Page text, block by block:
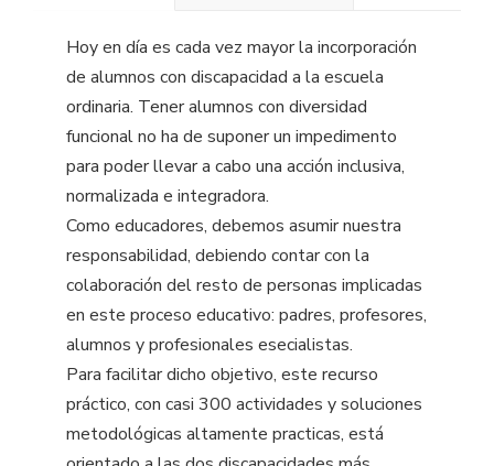
Hoy en día es cada vez mayor la incorporación
de alumnos con discapacidad a la escuela
ordinaria. Tener alumnos con diversidad
funcional no ha de suponer un impedimento
para poder llevar a cabo una acción inclusiva,
normalizada e integradora.
Como educadores, debemos asumir nuestra
responsabilidad, debiendo contar con la
colaboración del resto de personas implicadas
en este proceso educativo: padres, profesores,
alumnos y profesionales esecialistas.
Para facilitar dicho objetivo, este recurso
práctico, con casi 300 actividades y soluciones
metodológicas altamente practicas, está